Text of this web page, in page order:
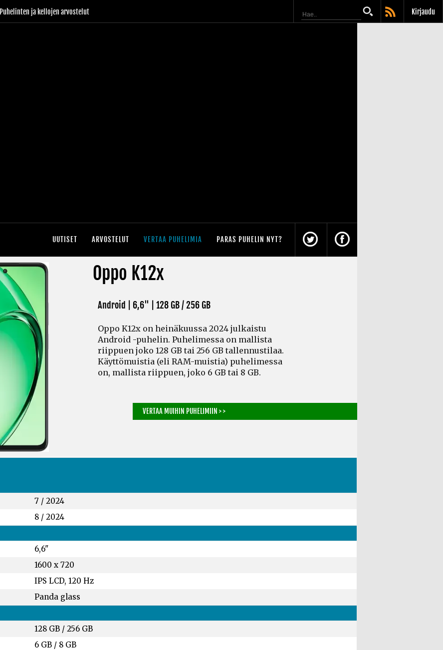
Puhelinten ja kellojen arvostelut Kirjaudu
UUTISET ARVOSTELUT VERTAA PUHELIMIA PARAS PUHELIN NYT?
Oppo K12x
Android | 6,6" | 128 GB / 256 GB
Oppo K12x on heinäkuussa 2024 julkaistu
Android -puhelin. Puhelimessa on mallista
riippuen joko 128 GB tai 256 GB tallennustilaa.
Käyttömuistia (eli RAM-muistia) puhelimessa
on, mallista riippuen, joko 6 GB tai 8 GB.
VERTAA MUIHIN PUHELIMIIN > >
7 / 2024
8 / 2024
6,6"
1600 x 720
IPS LCD, 120 Hz
Panda glass
128 GB /256 GB
6 GB / 8 GB